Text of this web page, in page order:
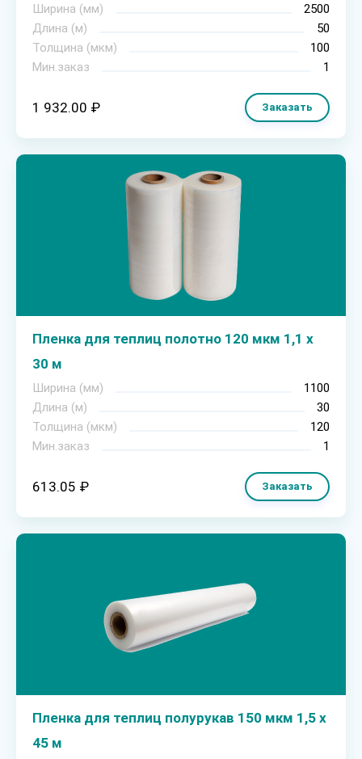
Ширина (мм)
2500
Длина (м)
50
Толщина (мкм)
100
Мин.заказ
1
1 932.00 ₽ Заказать
Пленка для теплиц полотно 120 мкм 1,1 х
30 м
Ширина (мм)
1100
Длина (м)
30
Толщина (мкм)
120
Мин.заказ
1
613.05 ₽ Заказать
Пленка для теплиц полурукав 150 мкм 1,5 х
45 м